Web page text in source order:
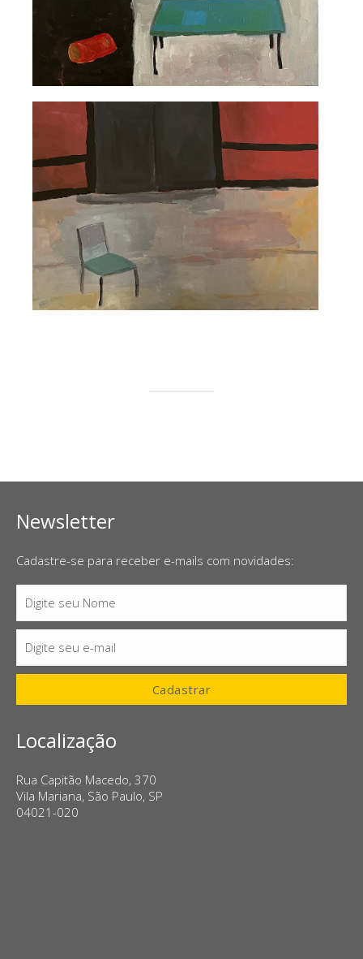
Newsletter
Cadastre-se para receber e-mails com novidades:
Nome
Digite seu Nome
E-
mail
Digite seu e-mail
Cadastrar
Localização
Rua Capitão Macedo, 370
Vila Mariana, São Paulo, SP
04021-020